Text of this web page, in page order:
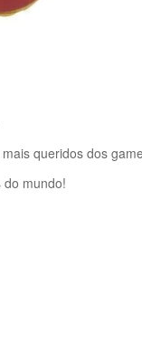
queridos dos
do mundo!